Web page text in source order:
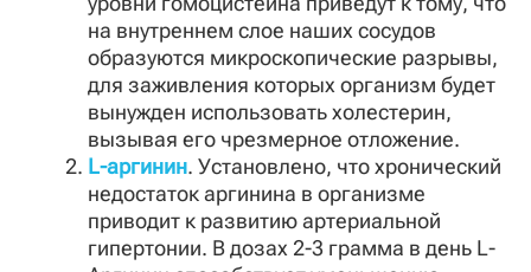
на внутреннем слое наших сосудов
образуются микроскопические разрывы,
для заживления которых организм будет
вынужден использовать холестерин,
вызывая его чрезмерное отложение.
L-аргинин. Установлено, что хронический
недостаток аргинина в организме
приводит к развитию артериальной
гипертонии. В дозах 2-3 грамма в день L-